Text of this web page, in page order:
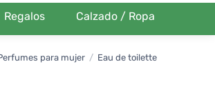
Regalos Calzado / Ropa
para mujer / Eau de toilette